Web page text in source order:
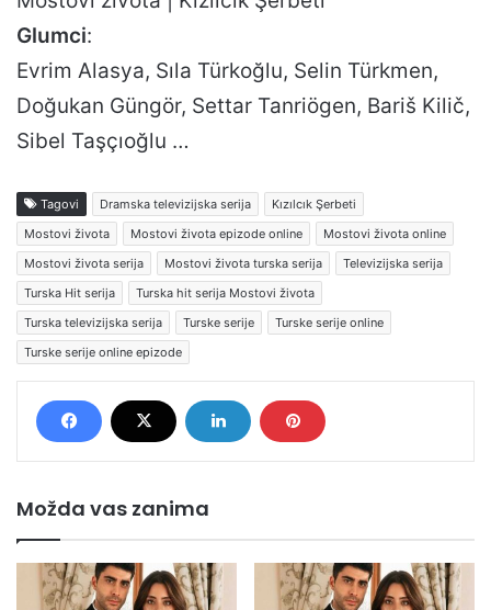
Glumci:
Evrim Alasya, Sıla Türkoğlu, Selin Türkmen,
Doğukan Güngör, Settar Tanriögen, Bariš Kilič,
Sibel Taşçıoğlu …
Tagovi Dramska televizijska serija
Kızılcık Şerbeti
Mostovi života
Mostovi života epizode online
Mostovi života online
Mostovi života serija
Mostovi života turska serija
Televizijska serija
Turska Hit serija
Turska hit serija Mostovi života
Turska televizijska serija
Turske serije
Turske serije online
Turske serije online epizode
Možda vas zanima